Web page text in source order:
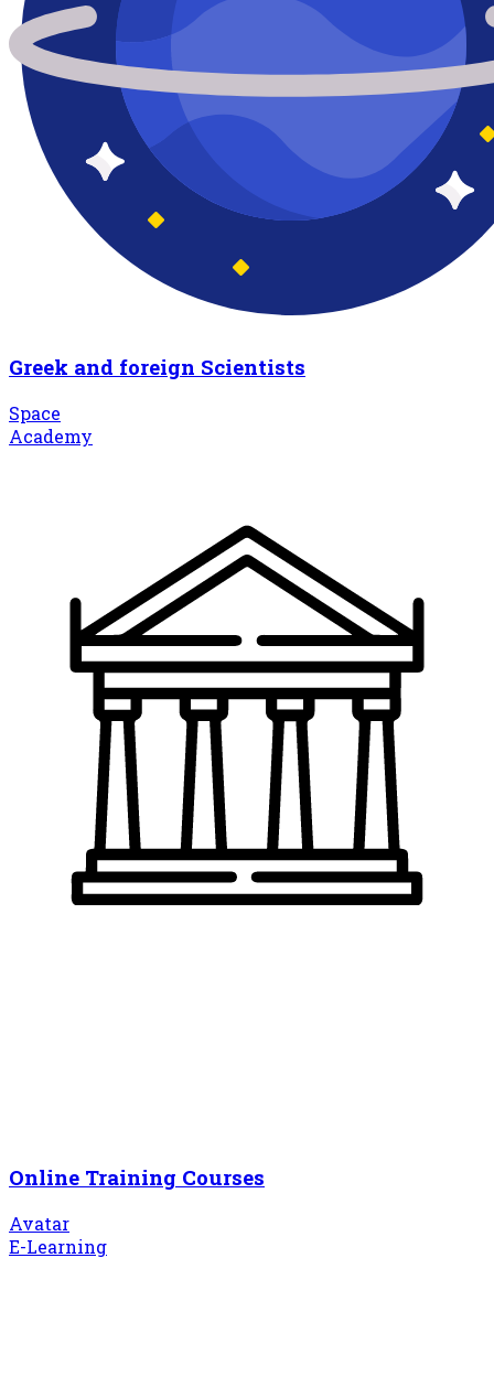
Greek and foreign Scientists
Space
Academy
Online Training Courses
Avatar
E-Learning